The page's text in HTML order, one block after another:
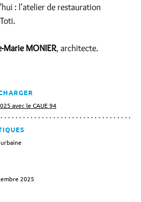
: l'atelier de restauration
Marie MONIER, architecte.
avec le CAUE 94
2025